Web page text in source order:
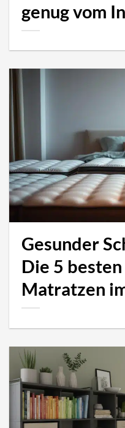
genug vom
Gesunder
Die 5
Matratzen